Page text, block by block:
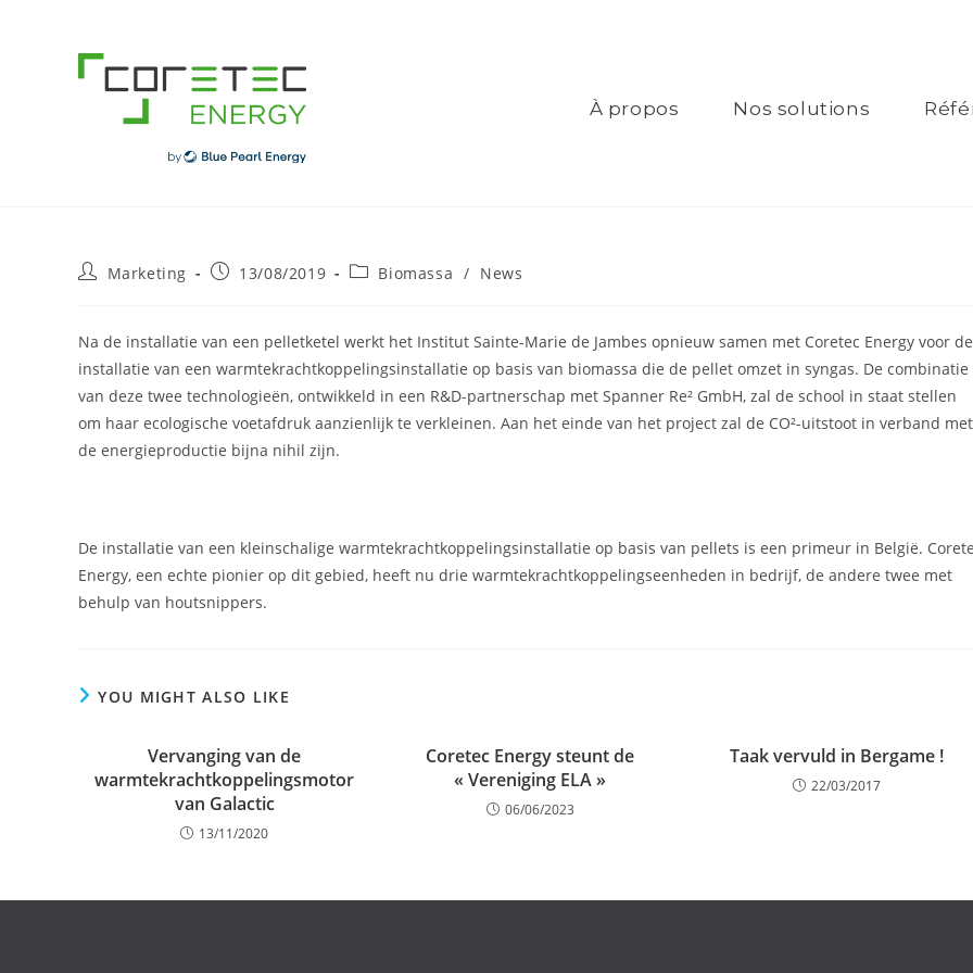
À propos Nos solutions
PostMarketing
Post13/08/2019
PostBiomassa / News
Na de installatie van een pelletketel werkt het Institut Sainte-Marie de Jambes opnieuw samen met Coretec Energy voor de
installatie van een warmtekrachtkoppelingsinstallatie op basis van biomassa die de pellet omzet in syngas. De combinatie
van deze twee technologieën, ontwikkeld in een R&D-partnerschap met Spanner Re² GmbH, zal de school in staat stellen
om haar ecologische voetafdruk aanzienlijk te verkleinen. Aan het einde van het project zal de CO²-uitstoot in verband met
de energieproductie bijna nihil zijn.
De installatie van een kleinschalige warmtekrachtkoppelingsinstallatie op basis van pellets is een primeur in België.
Energy, een echte pionier op dit gebied, heeft nu drie warmtekrachtkoppelingseenheden in bedrijf, de andere twee met
behulp van houtsnippers.
YOU MIGHT ALSO LIKE
Vervanging van de
warmtekrachtkoppelingsmotor
van Galactic
13/11/2020
Coretec Energy steunt de
« Vereniging ELA »
06/06/2023
Taak vervuld in Bergame !
22/03/2017